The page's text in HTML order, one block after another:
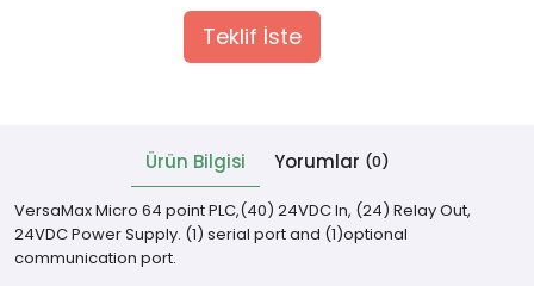
Teklif İste
Ürün Bilgisi Yorumlar (0)
VersaMax Micro 64 point PLC,(40) 24VDC In, (24) Relay Out,
24VDC Power Supply. (1) serial port and (1)optional
communication port.